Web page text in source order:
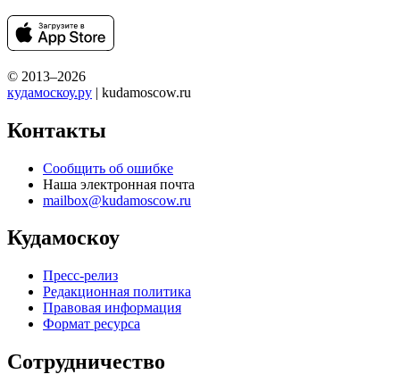
© 2013–2026
кудамоскоу.ру | kudamoscow.ru
Контакты
Сообщить об ошибке
Наша электронная почта
mailbox@kudamoscow.ru
Кудамоскоу
Пресс-релиз
Редакционная политика
Правовая информация
Формат ресурса
Сотрудничество